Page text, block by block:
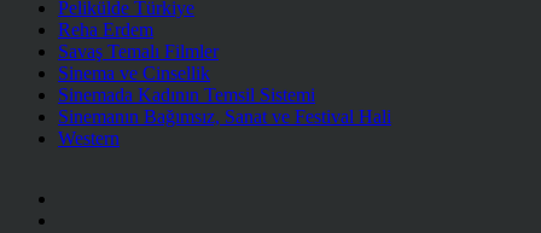
Pelikülde Türkiye
Reha Erdem
Savaş Temalı Filmler
Sinema ve Cinsellik
Sinemada Kadının Temsil Sistemi
Sinemanın Bağımsız, Sanat ve Festival Hali
Western